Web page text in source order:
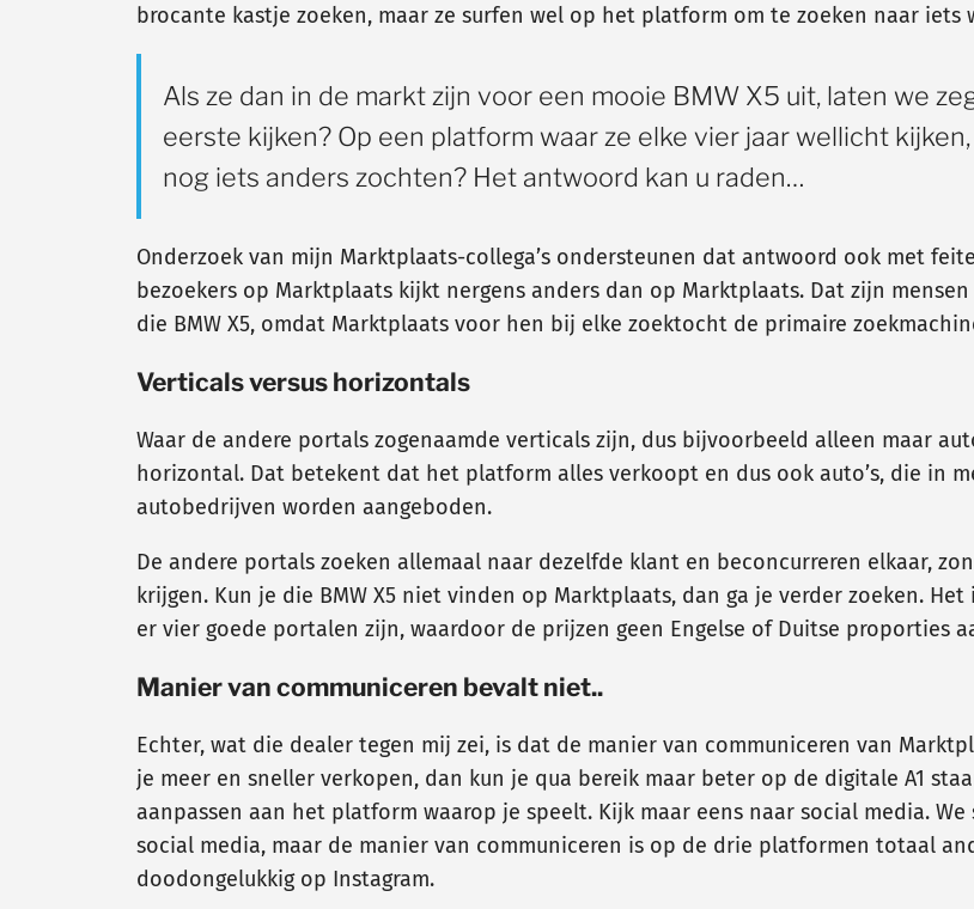
brocante kastje zoeken, maar ze surfen wel op het platform om te zoeken naar
Als ze dan in de markt zijn voor een mooie BMW X5 uit, laten we
eerste kijken? Op een platform waar ze elke vier jaar wellicht
nog iets anders zochten? Het antwoord kan u raden…
Onderzoek van mijn Marktplaats-collega’s ondersteunen dat antwoord ook met
bezoekers op Marktplaats kijkt nergens anders dan op Marktplaats. Dat zijn
die BMW X5, omdat Marktplaats voor hen bij elke zoektocht de primaire
Verticals versus horizontals
Waar de andere portals zogenaamde verticals zijn, dus bijvoorbeeld alleen maar
horizontal. Dat betekent dat het platform alles verkoopt en dus ook auto’s, die in
autobedrijven worden aangeboden.
De andere portals zoeken allemaal naar dezelfde klant en beconcurreren elkaar,
krijgen. Kun je die BMW X5 niet vinden op Marktplaats, dan ga je verder zoeken.
er vier goede portalen zijn, waardoor de prijzen geen Engelse of Duitse proporties
Manier van communiceren bevalt niet..
Echter, wat die dealer tegen mij zei, is dat de manier van communiceren van
je meer en sneller verkopen, dan kun je qua bereik maar beter op de digitale A1
aanpassen aan het platform waarop je speelt. Kijk maar eens naar social media.
social media, maar de manier van communiceren is op de drie platformen totaal
doodongelukkig op Instagram.